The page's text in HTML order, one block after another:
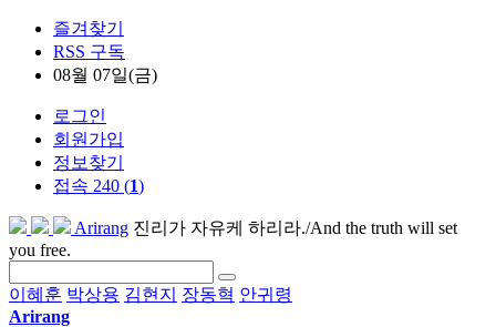
즐겨찾기
RSS 구독
08월 07일(금)
로그인
회원가입
정보찾기
접속 240 (1)
Arirang 진리가 자유케 하리라./And the truth will set
you free.
이혜훈 박상용 김현지 장동혁 안귀령
Arirang